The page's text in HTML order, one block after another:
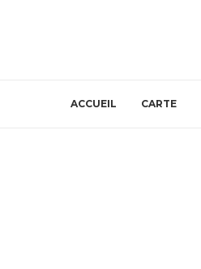
ACCUEIL CARTE